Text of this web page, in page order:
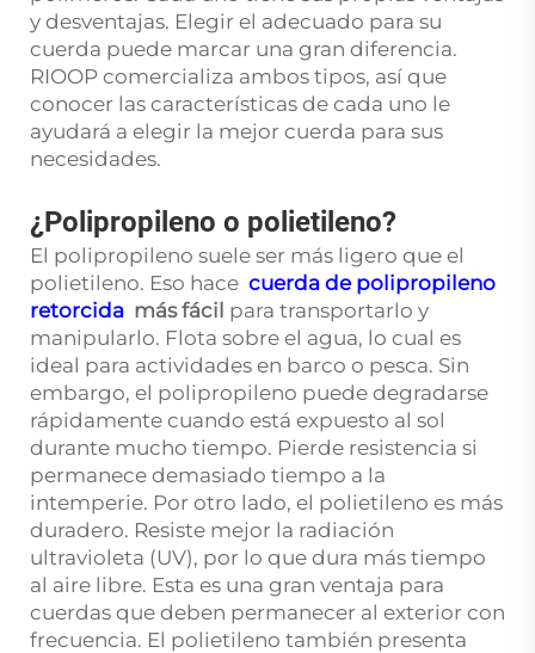
y desventajas. Elegir el adecuado para su
cuerda puede marcar una gran diferencia.
RIOOP comercializa ambos tipos, así que
conocer las características de cada uno le
ayudará a elegir la mejor cuerda para sus
necesidades.
¿Polipropileno o polietileno?
El polipropileno suele ser más ligero que el
polietileno. Eso hace cuerda de polipropileno
retorcida más fácil para transportarlo y
manipularlo. Flota sobre el agua, lo cual es
ideal para actividades en barco o pesca. Sin
embargo, el polipropileno puede degradarse
rápidamente cuando está expuesto al sol
durante mucho tiempo. Pierde resistencia si
permanece demasiado tiempo a la
intemperie. Por otro lado, el polietileno es más
duradero. Resiste mejor la radiación
ultravioleta (UV), por lo que dura más tiempo
al aire libre. Esta es una gran ventaja para
cuerdas que deben permanecer al exterior con
frecuencia. El polietileno también presenta